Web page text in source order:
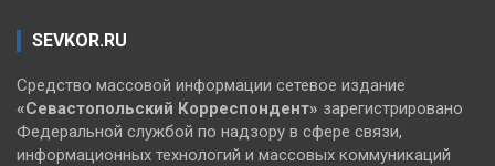
SEVKOR.RU
Средство массовой информации сетевое издание
«Севастопольский Корреспондент» зарегистрировано
Федеральной службой по надзору в сфере связи,
информационных технологий и массовых коммуникаций